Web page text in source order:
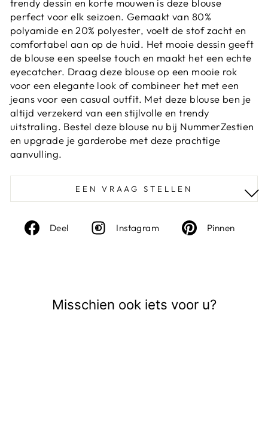
perfect voor elk seizoen. Gemaakt van 80%
polyamide en 20% polyester, voelt de stof zacht en
comfortabel aan op de huid. Het mooie dessin geeft
de blouse een speelse touch en maakt het een echte
eyecatcher. Draag deze blouse op een mooie rok
voor een elegante look of combineer het met een
jeans voor een casual outfit. Met deze blouse ben je
altijd verzekerd van een stijlvolle en trendy
uitstraling. Bestel deze blouse nu bij NummerZestien
en upgrade je garderobe met deze prachtige
aanvulling.
EEN VRAAG STELLEN
Deel
Deel
Instagram InstagramPinnen
Misschien ook iets voor u?